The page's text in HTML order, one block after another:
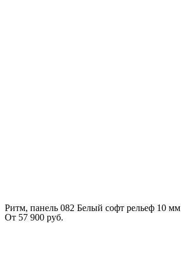
Ритм, панель 082 Белый софт рельеф 10 мм
От 57 900 руб.